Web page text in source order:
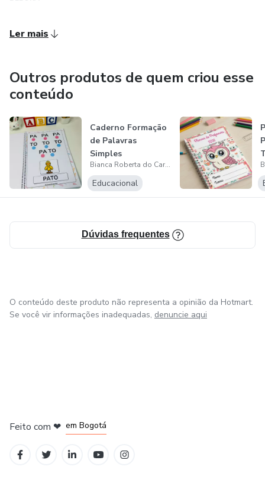
Ler mais
Outros produtos de quem criou esse
conteúdo
Caderno Formação
de Palavras
Simples
Bianca Roberta do Carmo Maciel dos Santos
Educacional
Dúvidas frequentes
O conteúdo deste produto não representa a opinião da Hotmart.
Se você vir informações inadequadas, denuncie aqui
Feito com ❤ em Bogotá